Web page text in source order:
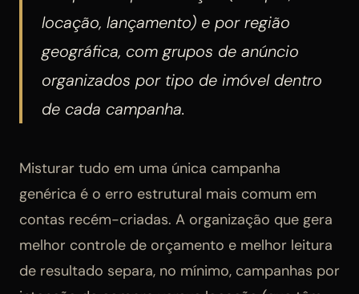
locação, lançamento) e por região
geográfica, com grupos de anúncio
organizados por tipo de imóvel dentro
de cada campanha.
Misturar tudo em uma única campanha
genérica é o erro estrutural mais comum em
contas recém-criadas. A organização que gera
melhor controle de orçamento e melhor leitura
de resultado separa, no mínimo, campanhas por